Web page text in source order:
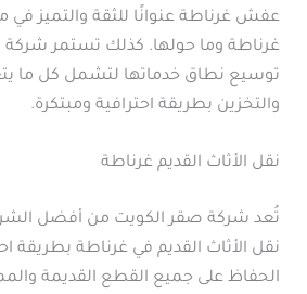
عفش غرناطة عنوانًا للثقة والتميز
غرناطة وما حولها. كذلك تستمر
توسيع نطاق خدماتها لتشمل كل ما
والتخزين بطريقة احترافية ومبتكرة.
نقل الأثاث القديم غرناطة
تُعد شركة صقر الكويت من أفضل
نقل الأثاث القديم في غرناطة بطريقة
الحفاظ على جميع القطع القديمة